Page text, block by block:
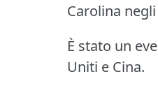
Carolina
È stato un
Uniti e Cina.